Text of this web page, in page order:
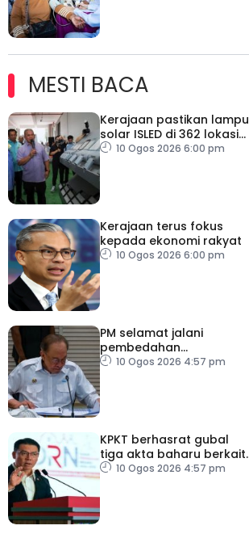
MESTI BACA
Kerajaan pastikan lampu
solar ISLED di 362 lokasi
berkualiti, selamat
10 Ogos 2026 6:00 pm
Kerajaan terus fokus
kepada ekonomi rakyat
10 Ogos 2026 6:00 pm
PM selamat jalani
pembedahan
laparoskopi rawat hernia
10 Ogos 2026 4:57 pm
KPKT berhasrat gubal
tiga akta baharu berkait
perumahan
10 Ogos 2026 4:57 pm